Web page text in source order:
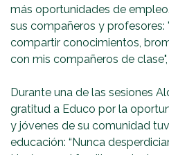
más oportunidades de
sus compañeros y profesores:
compartir conocimientos,
con mis compañeros de
Durante una de las sesiones
gratitud a Educo por la
y jóvenes de su comunidad
educación: “Nunca